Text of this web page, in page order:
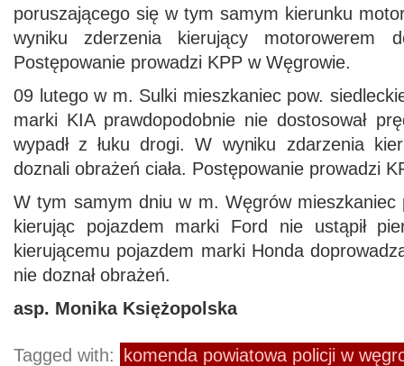
poruszającego się w tym samym kierunku
wyniku zderzenia kierujący motorowerem
Postępowanie prowadzi KPP w Węgrowie.
09 lutego w m. Sulki mieszkaniec pow.
marki KIA prawdopodobnie nie dostosował
wypadł z łuku drogi. W wyniku zdarzenia
doznali obrażeń ciała. Postępowanie prowadzi
W tym samym dniu w m. Węgrów mieszkaniec
kierując pojazdem marki Ford nie ustąpił
kierującemu pojazdem marki Honda
nie doznał obrażeń.
asp. Monika Księżopolska
Tagged with: komenda powiatowa policji w